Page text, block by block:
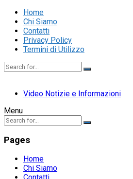
Home
Chi Siamo
Contatti
Privacy Policy
Termini di Utilizzo
Video Notizie e Informazioni
Menu
Pages
Home
Chi Siamo